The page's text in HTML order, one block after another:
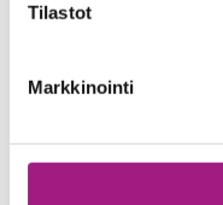
Tilastot
Markkinointi